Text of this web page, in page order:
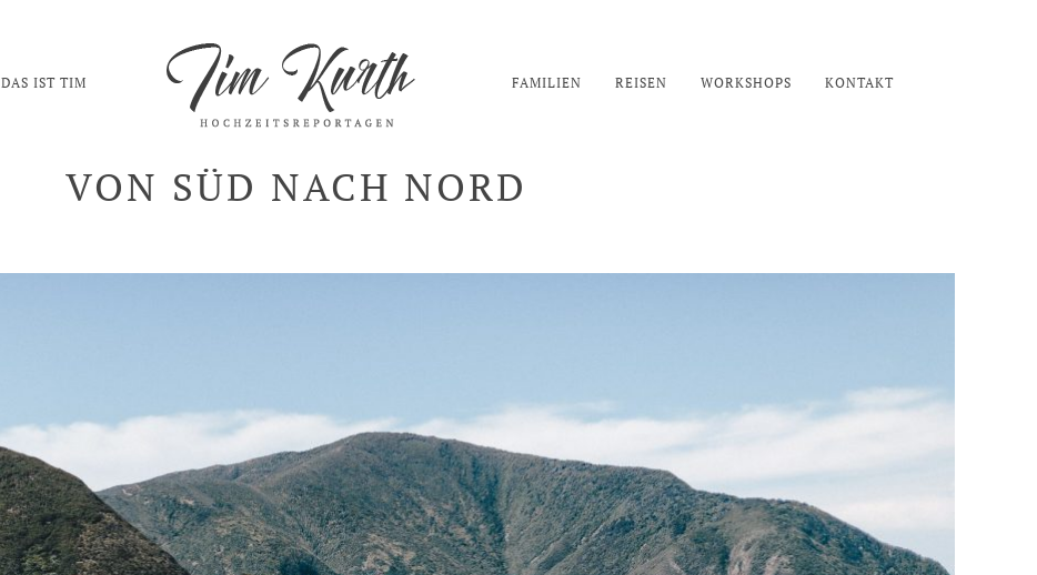
DAS IST TIM FAMILIEN REISEN WORKSHOPS KONTAKT
VON SÜD NACH NORD